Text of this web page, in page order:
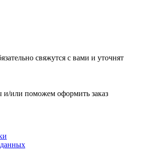
свяжутся с вами и уточнят
и/или поможем оформить заказ